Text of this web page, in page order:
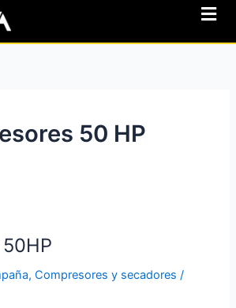
50 HP
,Compresores y secadores /